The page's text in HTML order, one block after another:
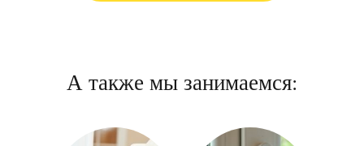
А также мы занимаемся: